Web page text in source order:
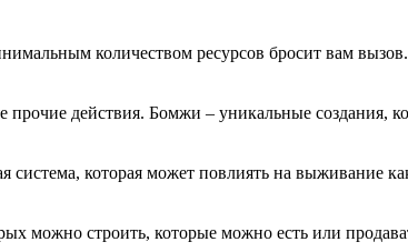
количеством ресурсов бросит вам
действия. Бомжи – уникальные создания,
которая может повлиять на выживание
можно строить, которые можно есть или